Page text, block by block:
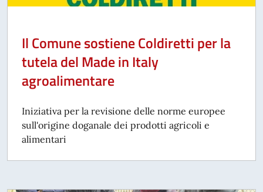
Il Comune sostiene Coldiretti per la
tutela del Made in Italy
agroalimentare
Iniziativa per la revisione delle norme europee
sull'origine doganale dei prodotti agricoli e
alimentari